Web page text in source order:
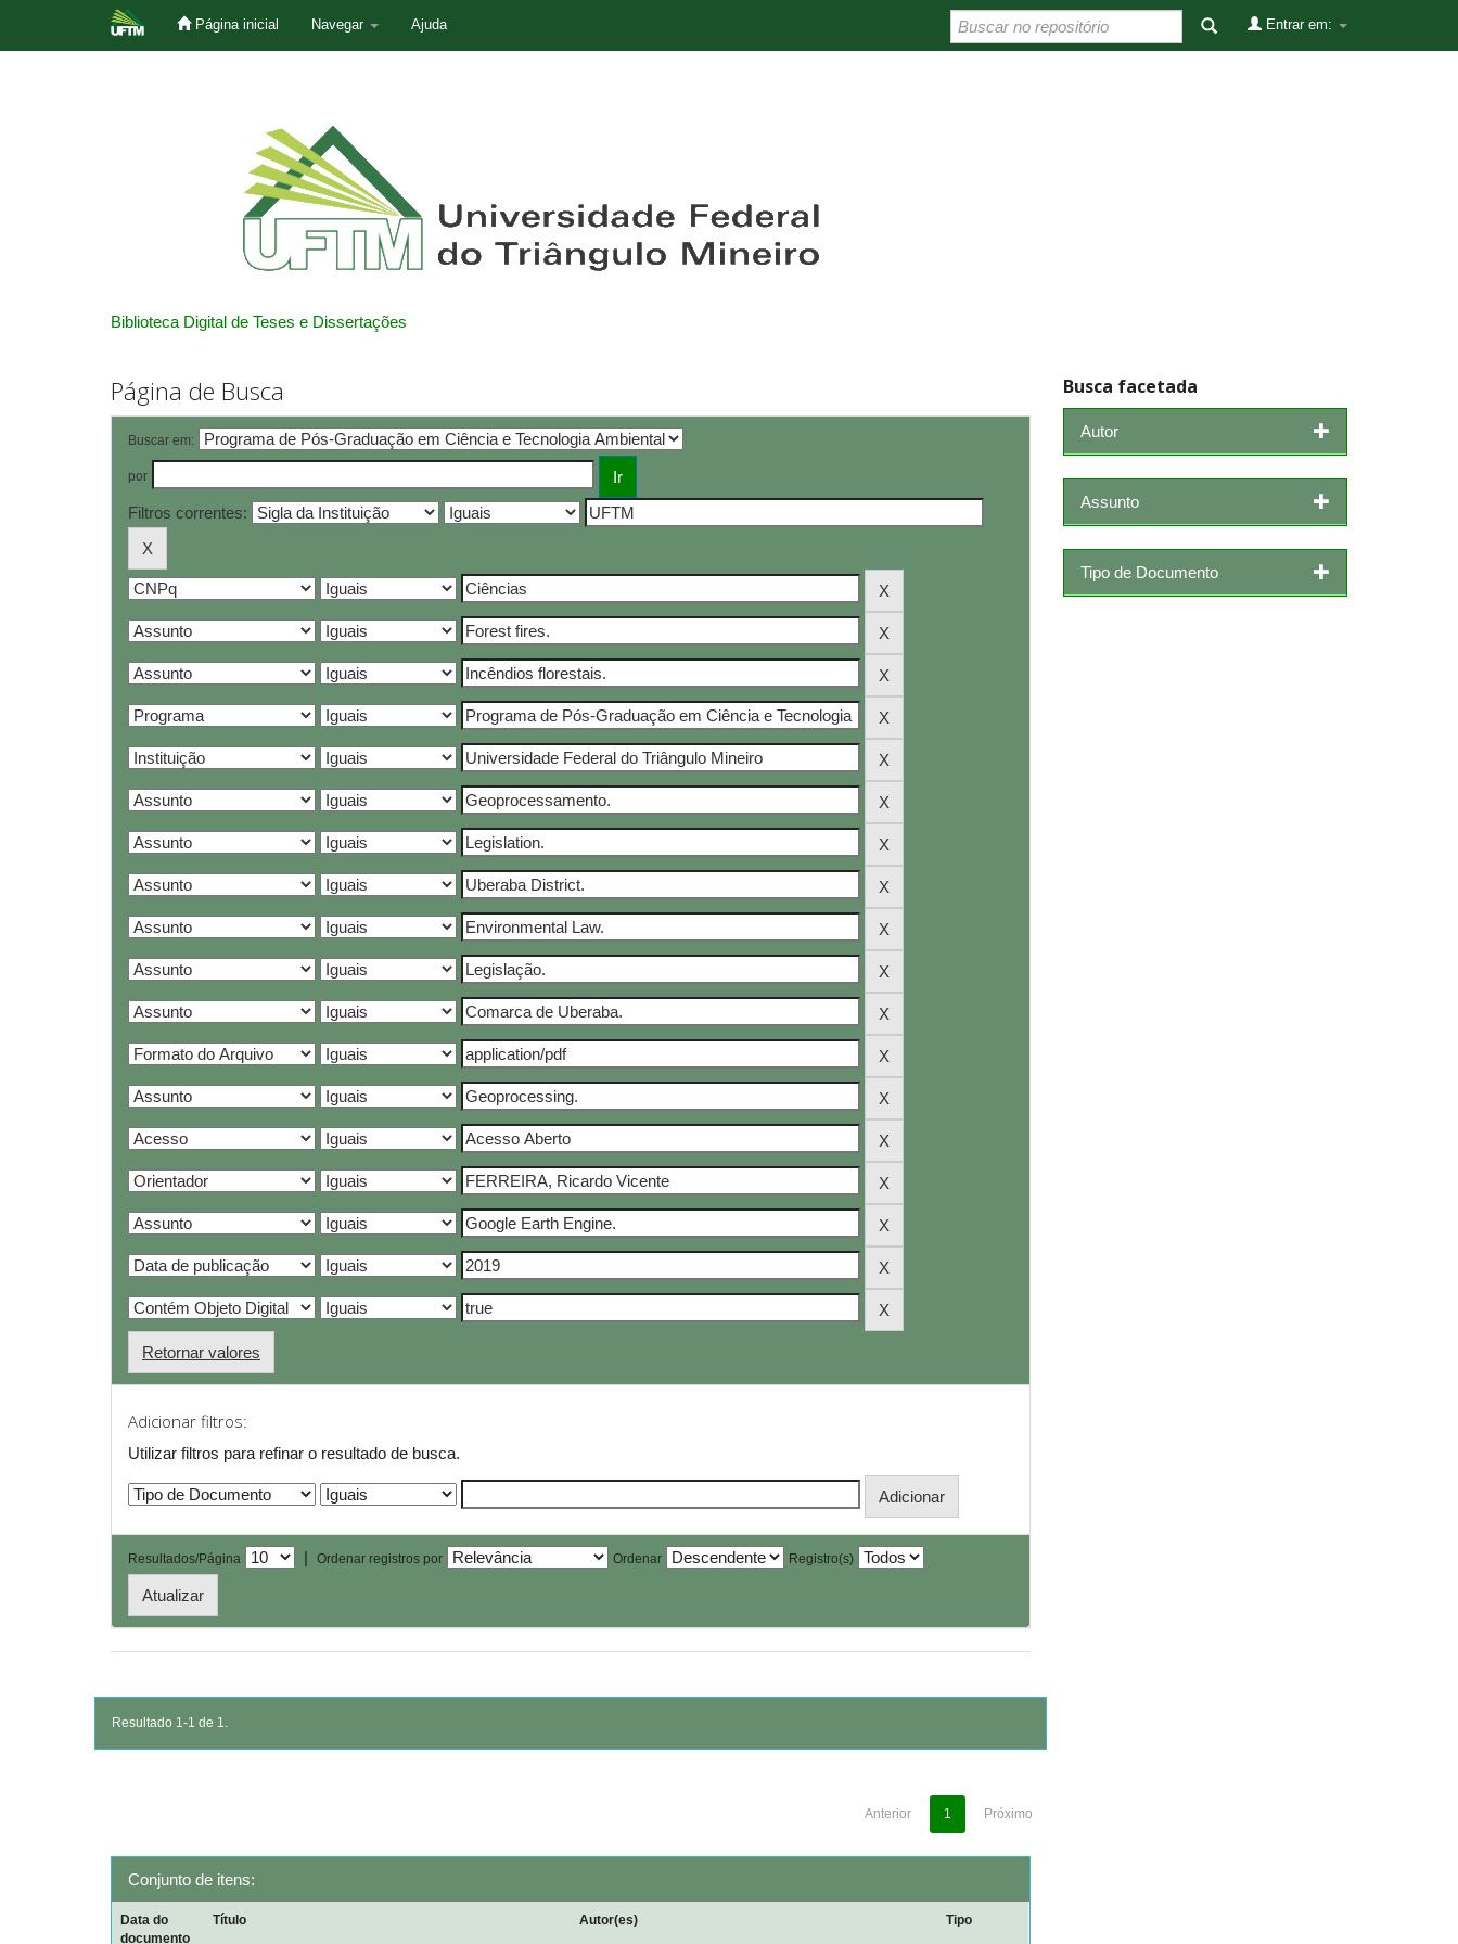
Página inicial Navegar Ajuda Entrar em:
Biblioteca Digital de Teses e Dissertações
Página de Busca
Buscar em:
por
Filtros correntes:
Retornar valores
Adicionar filtros:
Utilizar filtros para refinar o resultado de busca.
Resultados/Página | Ordenar registros por Ordenar Registro(s)
Resultado 1-1 de 1.
Anterior 1 Próximo
Conjunto de itens:
Data do
documento
Título Autor(es) Tipo
Busca facetada
Autor
Assunto
Tipo de Documento